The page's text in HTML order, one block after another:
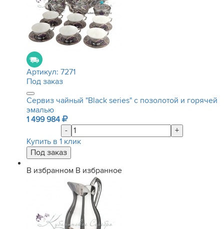
Артикул: 7271
Под заказ
Сервиз чайный "Black series" с позолотой и горячей
эмалью
1 499 984
-
+
Купить в 1 клик
В избранном В избранное